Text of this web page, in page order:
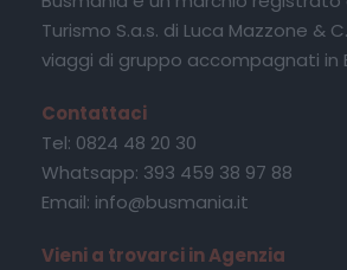
Turismo S.a.s. di Luca Mazzone &
viaggi di gruppo accompagnati in
Contattaci
Tel: 0824 48 20 30
Whatsapp: 393 459 38 97 88
Email: info@busmania.it
Vieni a trovarci in Agenzia